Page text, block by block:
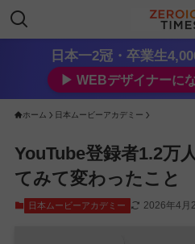
日本一2冠・卒業生
▶︎ WEBデザイナーに
ホーム 日本ムービーアカデミー
YouTube登録者1.2万
てみて変わったこと
日本ムービーアカデミー 2026年4月